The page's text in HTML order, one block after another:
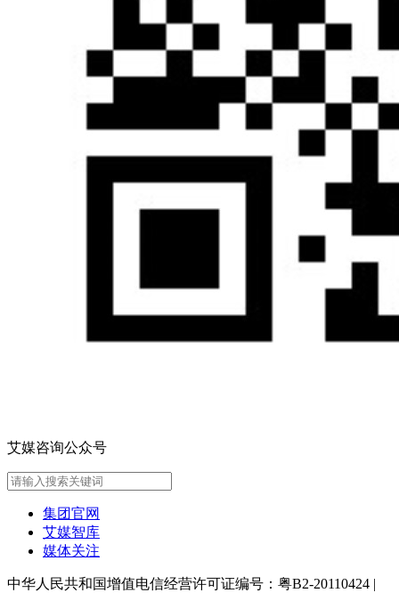
艾媒咨询公众号
集团官网
艾媒智库
媒体关注
中华人民共和国增值电信经营许可证编号：粤B2-20110424 |